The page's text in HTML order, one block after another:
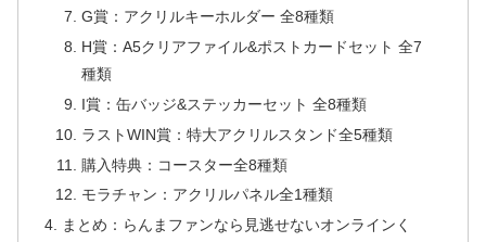
G賞：アクリルキーホルダー 全8種類
H賞：A5クリアファイル&ポストカードセット 全7
種類
I賞：缶バッジ&ステッカーセット 全8種類
ラストWIN賞：特大アクリルスタンド全5種類
購入特典：コースター全8種類
モラチャン：アクリルパネル全1種類
まとめ：らんまファンなら見逃せないオンラインく